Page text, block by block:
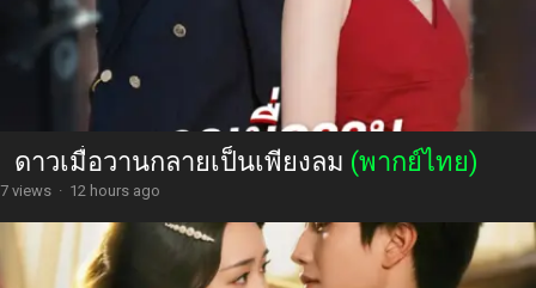
ดาวเมื่อวานกลายเป็นเพียงลม (พากย์ไทย)
7 views · 12 hours ago